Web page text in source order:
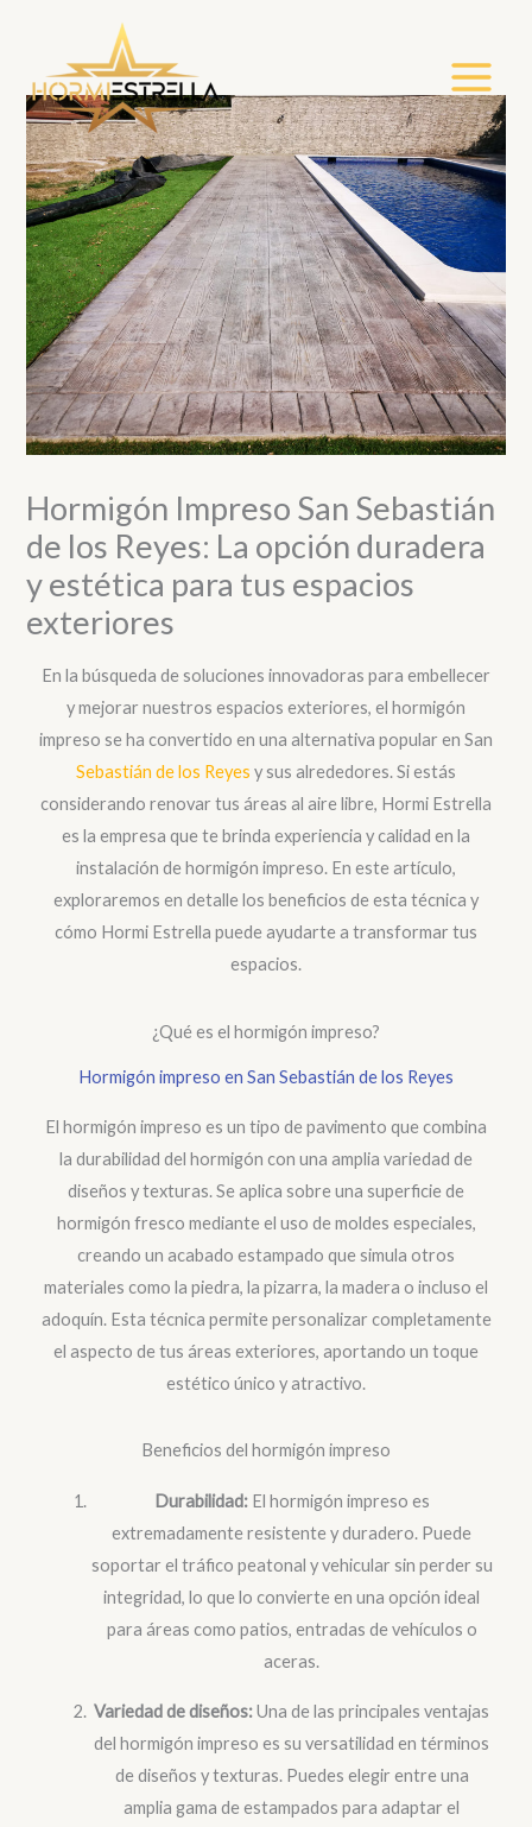
contenido
Hormigón Impreso San Sebastián
de los Reyes: La opción duradera
y estética para tus espacios
exteriores
En la búsqueda de soluciones innovadoras para embellecer
y mejorar nuestros espacios exteriores, el hormigón
impreso se ha convertido en una alternativa popular en San
Sebastián de los Reyes y sus alrededores. Si estás
considerando renovar tus áreas al aire libre, Hormi Estrella
es la empresa que te brinda experiencia y calidad en la
instalación de hormigón impreso. En este artículo,
exploraremos en detalle los beneficios de esta técnica y
cómo Hormi Estrella puede ayudarte a transformar tus
espacios.
¿Qué es el hormigón impreso?
Hormigón impreso en San Sebastián de los Reyes
El hormigón impreso es un tipo de pavimento que combina
la durabilidad del hormigón con una amplia variedad de
diseños y texturas. Se aplica sobre una superficie de
hormigón fresco mediante el uso de moldes especiales,
creando un acabado estampado que simula otros
materiales como la piedra, la pizarra, la madera o incluso el
adoquín. Esta técnica permite personalizar completamente
el aspecto de tus áreas exteriores, aportando un toque
estético único y atractivo.
Beneficios del hormigón impreso
Durabilidad:El hormigón impreso es
extremadamente resistente y duradero. Puede
soportar el tráfico peatonal y vehicular sin perder su
integridad, lo que lo convierte en una opción ideal
para áreas como patios, entradas de vehículos o
aceras.
Variedad de diseños:Una de las principales ventajas
del hormigón impreso es su versatilidad en términos
de diseños y texturas. Puedes elegir entre una
amplia gama de estampados para adaptar el